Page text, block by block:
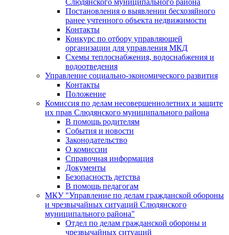
Слюдянского муниципального района
Постановления о выявлении бесхозяйного
ранее учтенного объекта недвижимости
Контакты
Конкурс по отбору управляющей
организации для управления МКД
Схемы теплоснабжения, водоснабжения и
водоотведения
Управление социально-экономического развития
Контакты
Положение
Комиссия по делам несовершеннолетних и защите
их прав Слюдянского муниципального района
В помощь родителям
События и новости
Законодательство
О комиссии
Справочная информация
Документы
Безопасность детства
В помощь педагогам
МКУ "Управление по делам гражданской обороны
и чрезвычайных ситуаций Слюдянского
муниципального района"
Отдел по делам гражданской обороны и
чрезвычайных ситуаций